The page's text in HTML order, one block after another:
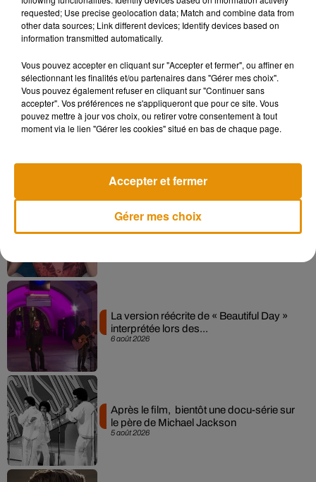
1 2 3 4 5
Pomme emprunte le décor de l’émission
« Loups Garous » pour son...
6 août 2026
La version réécrite de « Beautiful Day »
interprétée lors des...
5 août 2026
Après le film, bientôt une docu-série sur
le père de Michael Jackson
requested; Use precise geolocation data; Match and combine data from
other data sources; Link different devices; Identify devices based on
information transmitted automatically.
Vous pouvez accepter en cliquant sur "Accepter et fermer", ou affiner en
sélectionnant les finalités et/ou partenaires dans "Gérer mes choix".
Vous pouvez également refuser en cliquant sur "Continuer sans
accepter". Vos préférences ne s'appliqueront que pour ce site. Vous
pouvez mettre à jour vos choix, ou retirer votre consentement à tout
moment via le lien "Gérer les cookies" situé en bas de chaque page.
Gérer mes choix
Accepter et fermer